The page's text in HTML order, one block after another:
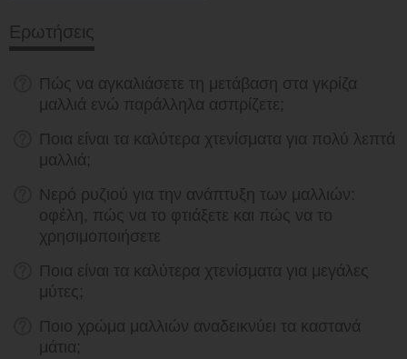
Ερωτήσεις
Πώς να αγκαλιάσετε τη μετάβαση στα γκρίζα
μαλλιά ενώ παράλληλα ασπρίζετε;
Ποια είναι τα καλύτερα χτενίσματα για πολύ λεπτά
μαλλιά;
Νερό ρυζιού για την ανάπτυξη των μαλλιών:
οφέλη, πώς να το φτιάξετε και πώς να το
χρησιμοποιήσετε
Ποια είναι τα καλύτερα χτενίσματα για μεγάλες
μύτες;
Ποιο χρώμα μαλλιών αναδεικνύει τα καστανά
μάτια;